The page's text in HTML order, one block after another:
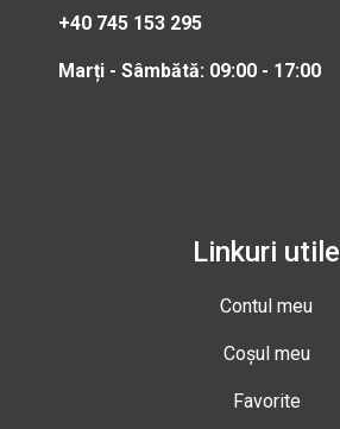
+40 745 153 295
Marți - Sâmbătă: 09:00 - 17:00
Linkuri utile
Contul meu
Coșul meu
Favorite